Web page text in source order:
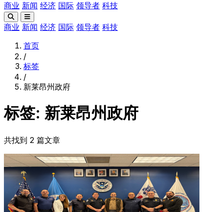
商业 新闻 经济 国际 领导者 科技
商业 新闻 经济 国际 领导者 科技
首页
/
标签
/
新莱昂州政府
标签: 新莱昂州政府
共找到 2 篇文章